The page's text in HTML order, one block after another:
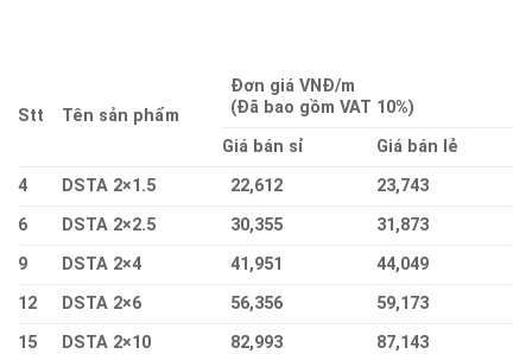
Stt Tên sản phẩm
Đơn giá VNĐ/m
(Đã bao gồm VAT 10%)
Giá bán sỉ
Giá bán lẻ
4
DSTA 2×1.5 22,612
23,743
6
DSTA 2×2.5 30,355
31,873
9
DSTA 2×4 41,951
44,049
12
DSTA 2×6 56,356
59,173
15
DSTA 2×10 82,993
87,143